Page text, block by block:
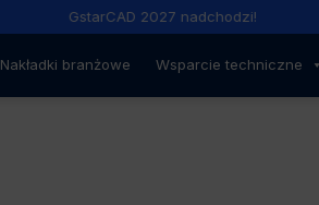
GstarCAD 2027 nadchodzi!
Nakładki branżowe Wsparcie techniczne